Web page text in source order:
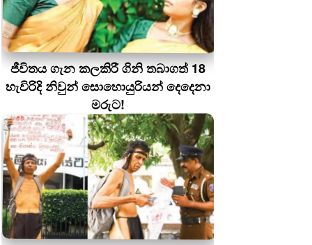
ජීවිතය ගැන කලකිරී ගිනි තබාගත් 18
හැවිරිදි නිවුන් සොහොයුරියන් දෙදෙනා
මරුට!